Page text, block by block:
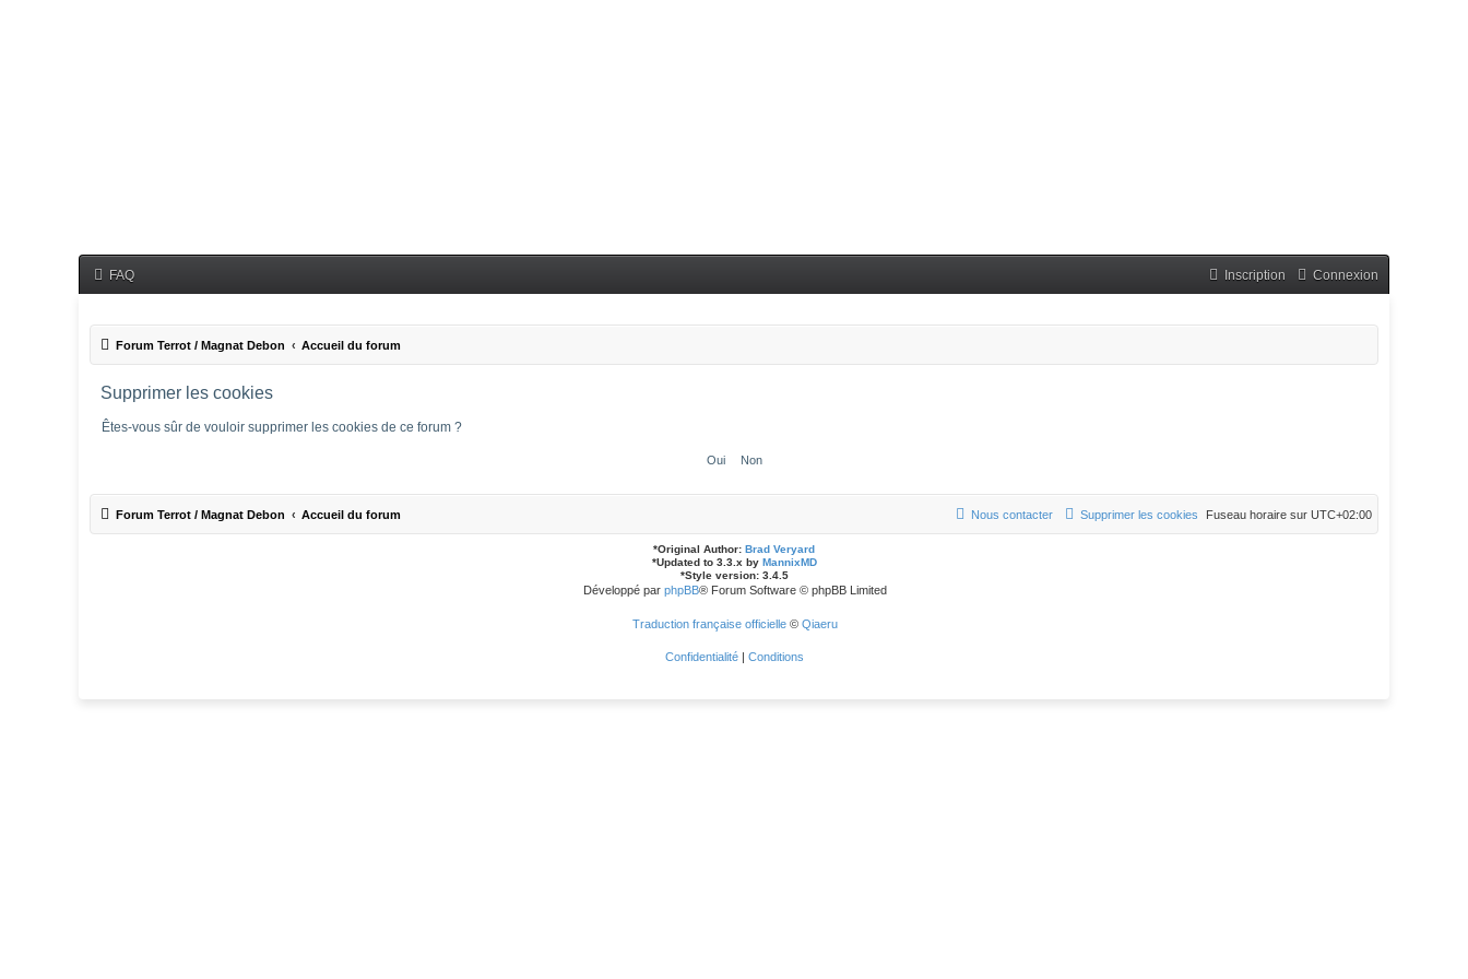
FAQ Connexion
Inscription
Forum Terrot / Magnat Debon Accueil du forum
Supprimer les cookies
Êtes-vous sûr de vouloir supprimer les cookies de ce forum ?
Forum Terrot / Magnat Debon Accueil du forum Fuseau horaire sur UTC+02:00
Supprimer les cookies
Nous contacter
*Original Author: Brad Veryard
*Updated to 3.3.x by MannixMD
*Style version: 3.4.5
Développé par phpBB® Forum Software © phpBB Limited
Traduction française officielle© Qiaeru
Confidentialité | Conditions